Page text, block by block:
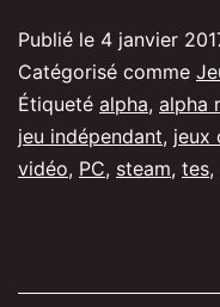
à
deux,
parce
que
Publié le 4 janvier
Catégorisé comme
Étiqueté alpha, alpha
jeu indépendant, jeux
vidéo, PC, steam, tes,